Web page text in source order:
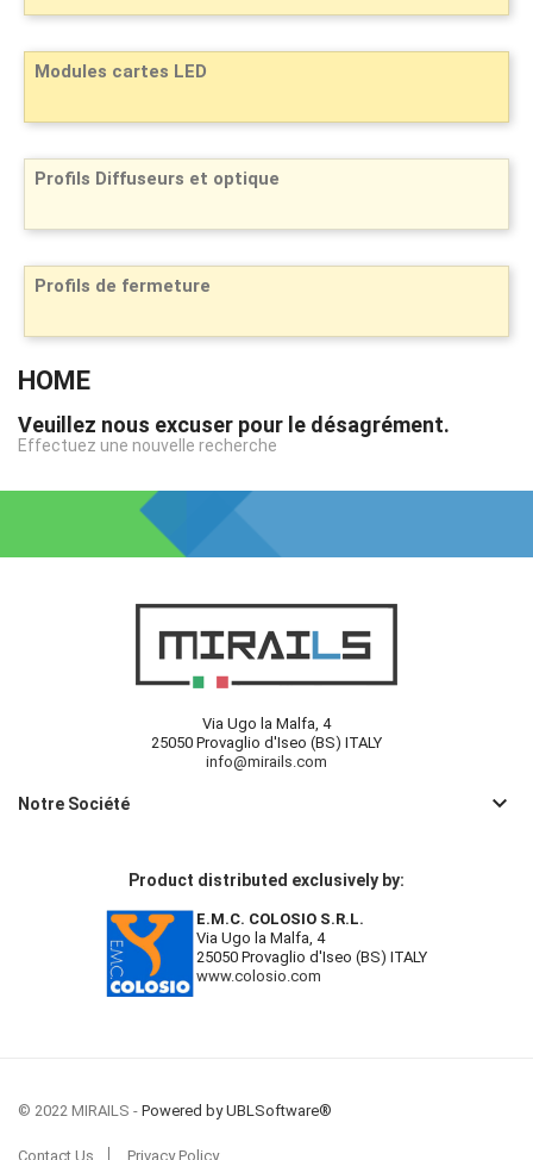
Modules cartes LED
Profils Diffuseurs et optique
Profils de fermeture
HOME
Veuillez nous excuser pour le désagrément.
Effectuez une nouvelle recherche
Via Ugo la Malfa, 4
25050 Provaglio d'Iseo (BS) ITALY
info@mirails.com
Notre Société keyboard_arrow_down
Product distributed exclusively by:
E.M.C. COLOSIO S.R.L.
Via Ugo la Malfa, 4
25050 Provaglio d'Iseo (BS) ITALY
www.colosio.com
© 2022 MIRAILS - Powered by UBLSoftware®
Contact Us Privacy Policy